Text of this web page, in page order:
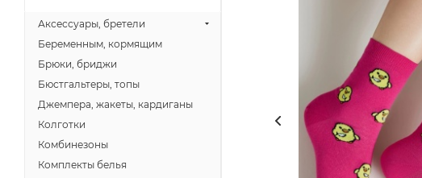
Аксессуары, бретели
Беременным, кормящим
Брюки, бриджи
Бюстгальтеры, топы
Джемпера, жакеты, кардиганы
Колготки
Комбинезоны
Комплекты белья